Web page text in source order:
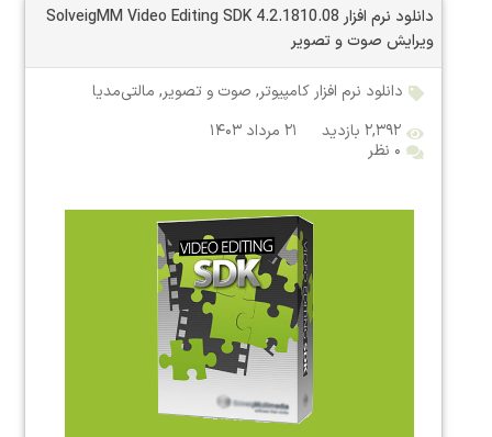
دانلود نرم افزار SolveigMM Video Editing SDK 4.2.1810.08
ویرایش صوت و تصویر
دانلود نرم افزار کامپیوتر, صوت و تصویر, مالتی‌مدیا
۲,۳۹۲ بازدید
۲۱ مرداد ۱۴۰۳
۰ نظر